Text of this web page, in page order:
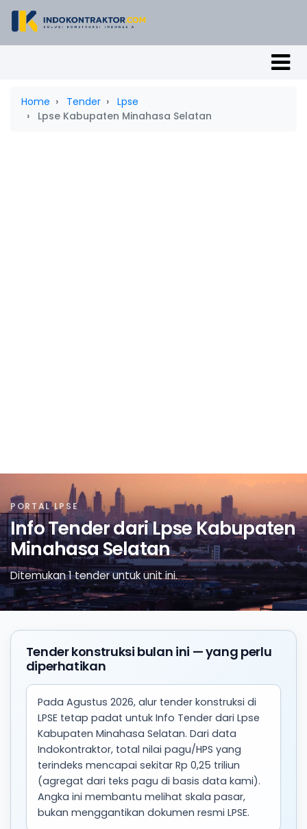
Home Tender
Lpse
Lpse Kabupaten Minahasa Selatan
PORTAL LPSE
Info Tender dari Lpse Kabupaten
Minahasa Selatan
Ditemukan 1 tender untuk unit ini.
Tender konstruksi bulan ini — yang perlu
diperhatikan
Pada Agustus 2026, alur tender konstruksi di
LPSE tetap padat untuk Info Tender dari Lpse
Kabupaten Minahasa Selatan. Dari data
Indokontraktor, total nilai pagu/HPS yang
terindeks mencapai sekitar Rp 0,25 triliun
(agregat dari teks pagu di basis data kami).
Angka ini membantu melihat skala pasar,
bukan menggantikan dokumen resmi LPSE.